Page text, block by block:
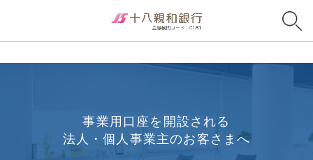
事業用口座を開設される
法人・個人事業主のお客さまへ